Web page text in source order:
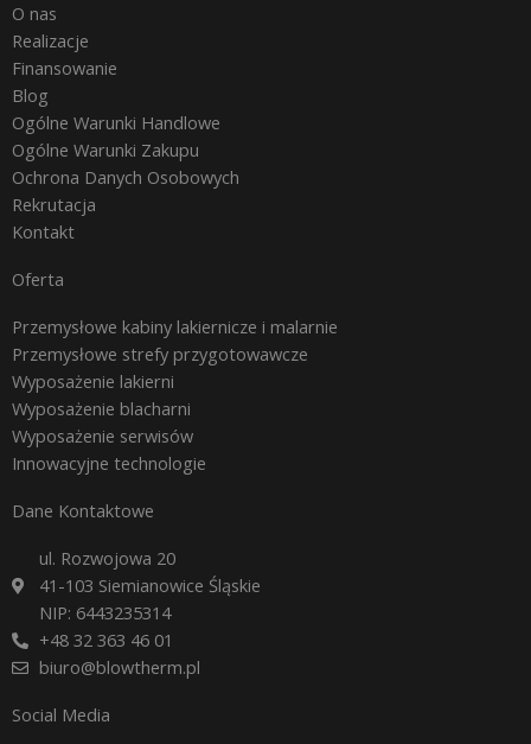
O nas
Realizacje
Finansowanie
Blog
Ogólne Warunki Handlowe
Ogólne Warunki Zakupu
Ochrona Danych Osobowych
Rekrutacja
Kontakt
Oferta
Przemysłowe kabiny lakiernicze i malarnie
Przemysłowe strefy przygotowawcze
Wyposażenie lakierni
Wyposażenie blacharni
Wyposażenie serwisów
Innowacyjne technologie
Dane Kontaktowe
ul. Rozwojowa 20
41-103 Siemianowice Śląskie
NIP: 6443235314
+48 32 363 46 01
biuro@blowtherm.pl
Social Media